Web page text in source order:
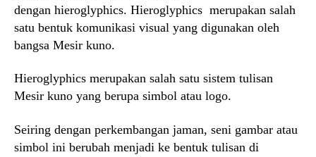
dengan hieroglyphics. Hieroglyphics merupakan salah
satu bentuk komunikasi visual yang digunakan oleh
bangsa Mesir kuno.
Hieroglyphics merupakan salah satu sistem tulisan
Mesir kuno yang berupa simbol atau logo.
Seiring dengan perkembangan jaman, seni gambar atau
simbol ini berubah menjadi ke bentuk tulisan di